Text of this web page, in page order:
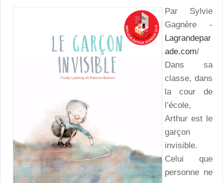
Par Sylvie
Gagnère -
Lagrandepar
ade.com/
Dans sa
classe, dans
la cour de
l’école,
Arthur est le
garçon
invisible.
Celui que
personne ne